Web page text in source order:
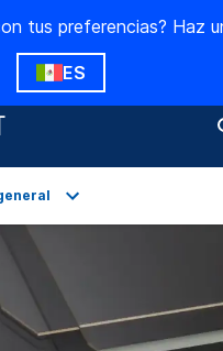
tus preferencias? Haz
ES
general